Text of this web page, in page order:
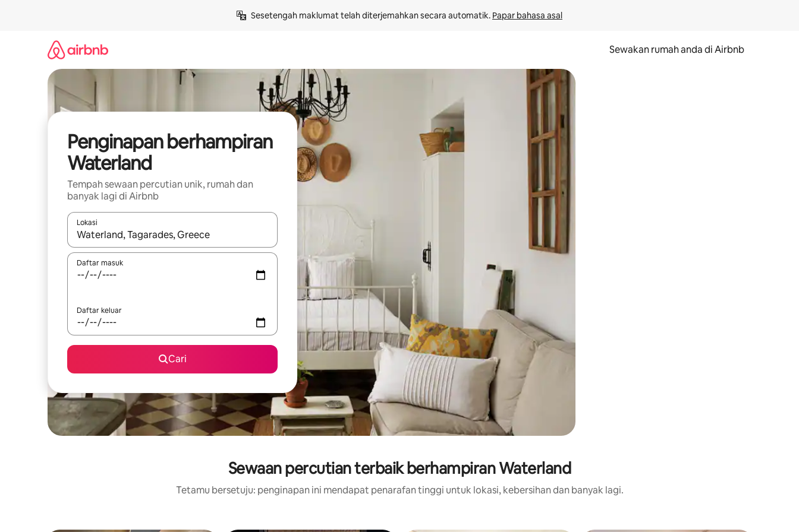
Sesetengah maklumat telah diterjemahkan secara automatik. Papar bahasa asal
Sewakan rumah anda di Airbnb
Penginapan berhampiran
Waterland
Tempah sewaan percutian unik, rumah dan
banyak lagi di Airbnb
Lokasi
Apabila hasil tersedia, navigasi dengan kekunci anak panah atas dan bawah atau teroka dengan sentuhan atau gerak leret.
Daftar masuk
Daftar keluar
Cari
Sewaan percutian terbaik berhampiran Waterland
Tetamu bersetuju: penginapan ini mendapat penarafan tinggi untuk lokasi, kebersihan dan banyak lagi.